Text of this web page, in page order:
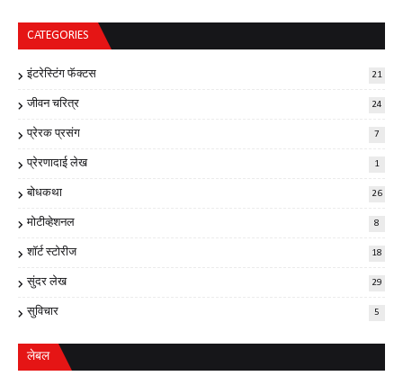
CATEGORIES
इंटरेस्टिंग फॅक्टस 21
जीवन चरित्र 24
प्रेरक प्रसंग 7
प्रेरणादाई लेख 1
बोधकथा 26
मोटीव्हेशनल 8
शॉर्ट स्टोरीज 18
सुंदर लेख 29
सुविचार 5
लेबल